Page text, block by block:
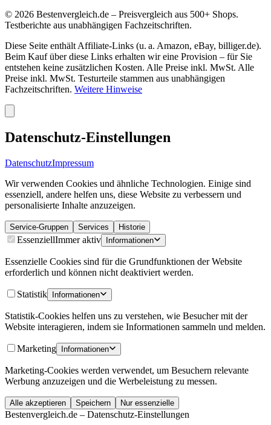
© 2026 Bestenvergleich.de – Preisvergleich aus 500+ Shops.
Testberichte aus unabhängigen Fachzeitschriften.
Diese Seite enthält Affiliate-Links (u. a. Amazon, eBay, billiger.de).
Beim Kauf über diese Links erhalten wir eine Provision – für Sie
entstehen keine zusätzlichen Kosten. Alle Preise inkl. MwSt. Alle
Preise inkl. MwSt. Testurteile stammen aus unabhängigen
Fachzeitschriften. Weitere Hinweise
Datenschutz-Einstellungen
DatenschutzImpressum
Wir verwenden Cookies und ähnliche Technologien. Einige sind
essenziell, andere helfen uns, diese Website zu verbessern und
personalisierte Inhalte anzuzeigen.
Service-Gruppen Services Historie
EssenziellImmer aktiv Informationen
Essenzielle Cookies sind für die Grundfunktionen der Website
erforderlich und können nicht deaktiviert werden.
Statistik Informationen
Statistik-Cookies helfen uns zu verstehen, wie Besucher mit der
Website interagieren, indem sie Informationen sammeln und melden.
Marketing Informationen
Marketing-Cookies werden verwendet, um Besuchern relevante
Werbung anzuzeigen und die Werbeleistung zu messen.
Alle akzeptieren Speichern Nur essenzielle
Bestenvergleich.de – Datenschutz-Einstellungen